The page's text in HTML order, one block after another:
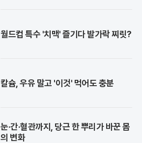
월드컵 특수 '치맥' 즐기다 발가락 찌릿?
칼슘, 우유 말고 '이것' 먹어도 충분
눈·간·혈관까지, 당근 한 뿌리가 바꾼 몸
의 변화